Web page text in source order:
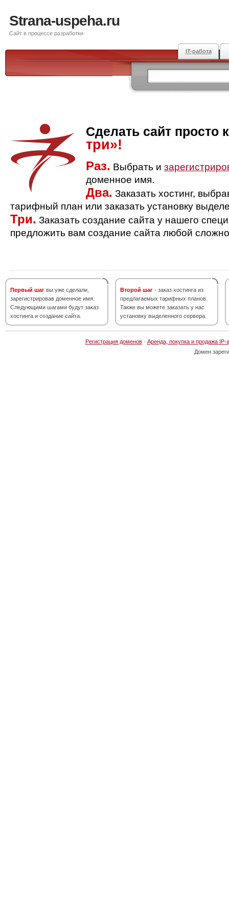
Strana-uspeha.ru
Сайт в процессе разработки
IT-работа
Сделать сайт просто
три»!
Раз. Выбрать и
доменное имя.
Два. Заказать хостинг,
тарифный план или заказать установку
Три. Заказать создание сайта у нашего
предложить вам создание сайта любой
Первый шаг вы уже сделали,
зарегистрировав доменное имя.
Следующими шагами будут заказ
хостинга и создание сайта.
Второй шаг - заказ хостинга из
предлагаемых тарифных планов.
Также вы можете заказать у нас
установку выделенного сервера.
Регистрация доменов· Аренда, покупка и продажа IP-
Домен